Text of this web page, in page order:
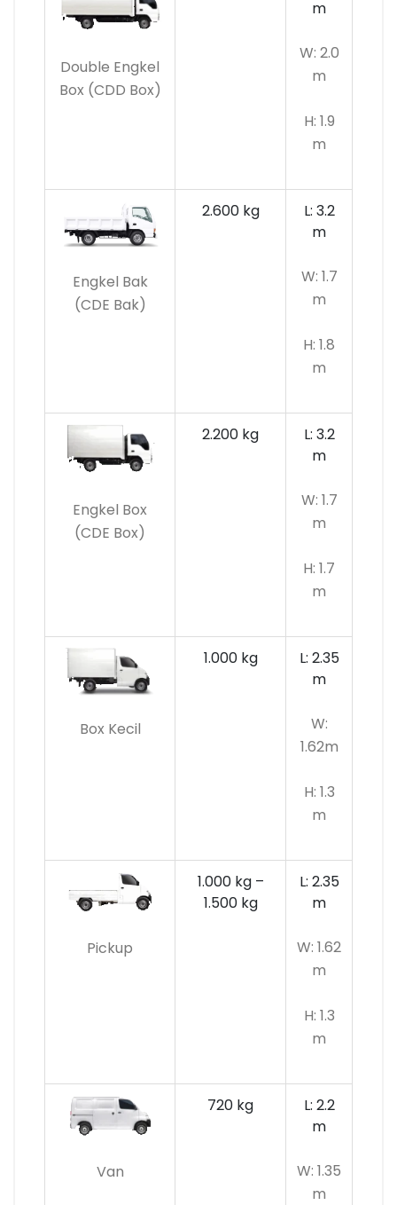
Double Engkel
Box (CDD Box)
m
W: 2.0
m
H: 1.9
m
Engkel Bak
(CDE Bak)
2.600 kg
L: 3.2
m
W: 1.7
m
H: 1.8
m
Engkel Box
(CDE Box)
2.200 kg
L: 3.2
m
W: 1.7
m
H: 1.7
m
Box Kecil
1.000 kg
L: 2.35
m
W:
1.62m
H: 1.3
m
Pickup
1.000 kg –
1.500 kg
L: 2.35
m
W: 1.62
m
H: 1.3
m
Van
720 kg
L: 2.2
m
W: 1.35
m